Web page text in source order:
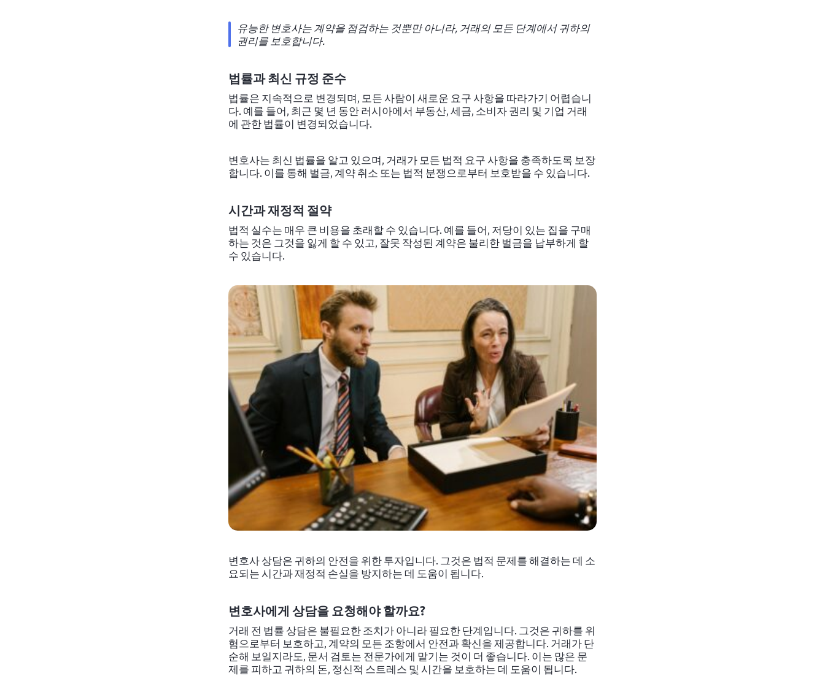
유능한 변호사는 계약을 점검하는 것뿐만 아니라, 거래의 모든 단계에서 귀하의
권리를 보호합니다.
법률과 최신 규정 준수
법률은 지속적으로 변경되며, 모든 사람이 새로운 요구 사항을 따라가기 어렵습니
다. 예를 들어, 최근 몇 년 동안 러시아에서 부동산, 세금, 소비자 권리 및 기업 거래
에 관한 법률이 변경되었습니다.
변호사는 최신 법률을 알고 있으며, 거래가 모든 법적 요구 사항을 충족하도록 보장
합니다. 이를 통해 벌금, 계약 취소 또는 법적 분쟁으로부터 보호받을 수 있습니다.
시간과 재정적 절약
법적 실수는 매우 큰 비용을 초래할 수 있습니다. 예를 들어, 저당이 있는 집을 구매
하는 것은 그것을 잃게 할 수 있고, 잘못 작성된 계약은 불리한 벌금을 납부하게 할
수 있습니다.
변호사 상담은 귀하의 안전을 위한 투자입니다. 그것은 법적 문제를 해결하는 데 소
요되는 시간과 재정적 손실을 방지하는 데 도움이 됩니다.
변호사에게 상담을 요청해야 할까요?
거래 전 법률 상담은 불필요한 조치가 아니라 필요한 단계입니다. 그것은 귀하를 위
험으로부터 보호하고, 계약의 모든 조항에서 안전과 확신을 제공합니다. 거래가 단
순해 보일지라도, 문서 검토는 전문가에게 맡기는 것이 더 좋습니다. 이는 많은 문
제를 피하고 귀하의 돈, 정신적 스트레스 및 시간을 보호하는 데 도움이 됩니다.